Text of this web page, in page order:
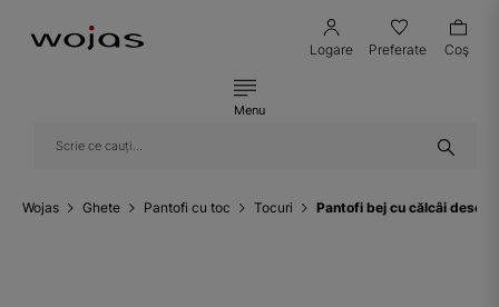
Logare Preferate Coş
Menu
Wojas Ghete Pantofi cu toc Tocuri Pantofi bej cu călcâi